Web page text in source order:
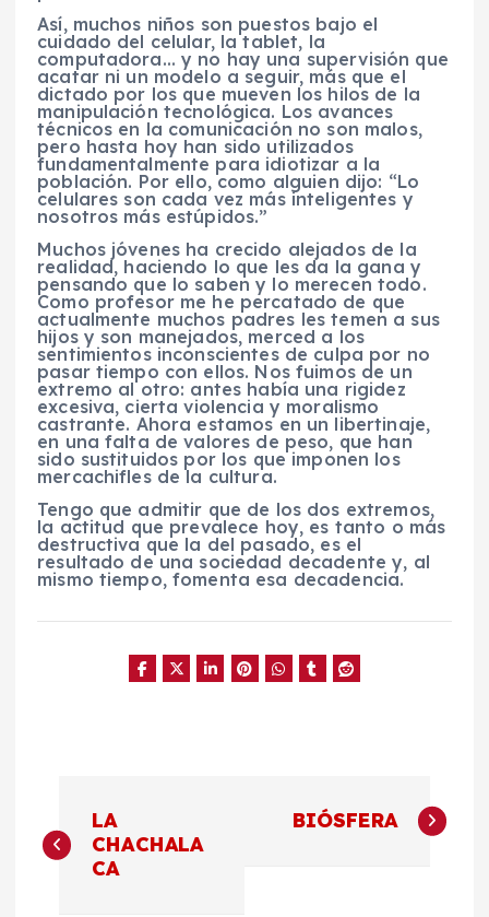
Así, muchos niños son puestos bajo el
cuidado del celular, la tablet, la
computadora… y no hay una supervisión que
acatar ni un modelo a seguir, más que el
dictado por los que mueven los hilos de la
manipulación tecnológica. Los avances
técnicos en la comunicación no son malos,
pero hasta hoy han sido utilizados
fundamentalmente para idiotizar a la
población. Por ello, como alguien dijo: “Lo
celulares son cada vez más inteligentes y
nosotros más estúpidos.”
Muchos jóvenes ha crecido alejados de la
realidad, haciendo lo que les da la gana y
pensando que lo saben y lo merecen todo.
Como profesor me he percatado de que
actualmente muchos padres les temen a sus
hijos y son manejados, merced a los
sentimientos inconscientes de culpa por no
pasar tiempo con ellos. Nos fuimos de un
extremo al otro: antes había una rigidez
excesiva, cierta violencia y moralismo
castrante. Ahora estamos en un libertinaje,
en una falta de valores de peso, que han
sido sustituidos por los que imponen los
mercachifles de la cultura.
Tengo que admitir que de los dos extremos,
la actitud que prevalece hoy, es tanto o más
destructiva que la del pasado, es el
resultado de una sociedad decadente y, al
mismo tiempo, fomenta esa decadencia.
a
LA
CHACHALA
CA
BIÓSFERA